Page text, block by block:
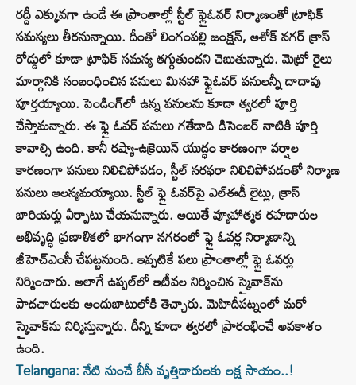
రద్దీ ఎక్కువగా ఉండే ఈ ప్రాంతాల్లో స్టీల్‌ ఫ్లైఓవర్‌ నిర్మాణంతో ట్రాఫిక్‌
సమస్యలు తీరనున్నాయి. దీంతో లింగంపల్లి జంక్షన్, అశోక్ నగర్ క్రాస్
రోడ్డులో కూడా ట్రాఫిక్ సమస్య తగ్గుతుందని చెబుతున్నారు. మెట్రో రైలు
మార్గానికి సంబంధించిన పనులు మినహా ఫ్లైఓవర్ పనులన్నీ దాదాపు
పూర్తయ్యాయి. పెండింగ్‌లో ఉన్న పనులను కూడా త్వరలో పూర్తి
చేస్తామన్నారు. ఈ ఫ్లై ఓవర్‌ పనులు గతేడాది డిసెంబర్‌ నాటికి పూర్తి
కావాల్సి ఉంది. కానీ రష్యా-ఉక్రెయిన్ యుద్ధం కారణంగా వర్షాల
కారణంగా పనులు నిలిచిపోవడం, స్టీల్ సరఫరా నిలిచిపోవడంతో నిర్మాణ
పనులు ఆలస్యమయ్యాయి. స్టీల్ ఫ్లై ఓవర్‌పై ఎల్‌ఈడీ లైట్లు, క్రాస్
బారియర్లు ఏర్పాటు చేయనున్నారు. అయితే వ్యూహాత్మక రహదారుల
అభివృద్ధి ప్రణాళికలో భాగంగా నగరంలో ఫ్లై ఓవర్ల నిర్మాణాన్ని
జీహెచ్‌ఎంసీ చేపట్టనుంది. ఇప్పటికే పలు ప్రాంతాల్లో ఫ్లై ఓవర్లు
నిర్మించారు. అలాగే ఉప్పల్‌లో ఇటీవల నిర్మించిన స్కైవాక్‌ను
పాదచారులకు అందుబాటులోకి తెచ్చారు. మెహిదీపట్నంలో మరో
స్కైవాక్‌ను నిర్మిస్తున్నారు. దీన్ని కూడా త్వరలో ప్రారంభించే అవకాశం
ఉంది.
Telangana: నేటి నుంచే బీసీ వృత్తిదారులకు లక్ష సాయం..!